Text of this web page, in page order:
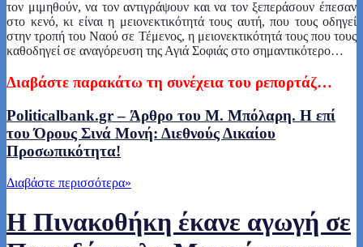
τον μιμηθούν, να τον αντιγράψουν και να τον ξεπεράσουν έπεσαν
στο κενό, κι είναι η μειονεκτικότητά τους αυτή, που τους οδηγεί
στην τροπή του Ναού σε Τέμενος, η μειονεκτικότητά τους που τους
καθοδηγεί σε αναγόρευση της Αγιά Σοφιάς στο σημαντικότερο…
Διαβάστε παρακάτω τη συνέχεια του ρεπορτάζ…
Politicalbank.gr – Άρθρο του Μ. Μπόλαρη. Η επί
του Όρους Σινά Μονή: Διεθνούς Δικαίου
Προσωπικότητα!
Διαβάστε περισσότερα»
Η Πινακοθήκη έκανε αγωγή σε